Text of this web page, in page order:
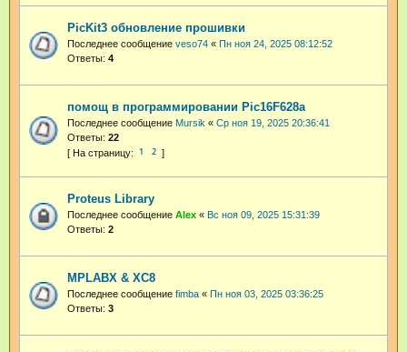
PicKit3 обновление прошивки
Последнее сообщение veso74 « Пн ноя 24, 2025 08:12:52
Ответы: 4
помощ в программировании Pic16F628a
Последнее сообщение Mursik « Ср ноя 19, 2025 20:36:41
Ответы: 22
1 2
Proteus Library
Последнее сообщение Аlex « Вс ноя 09, 2025 15:31:39
Ответы: 2
MPLABX & XC8
Последнее сообщение fimba « Пн ноя 03, 2025 03:36:25
Ответы: 3